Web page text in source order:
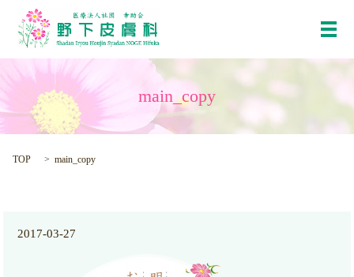
メ
main_copy
TOP main_copy
2017-03-27